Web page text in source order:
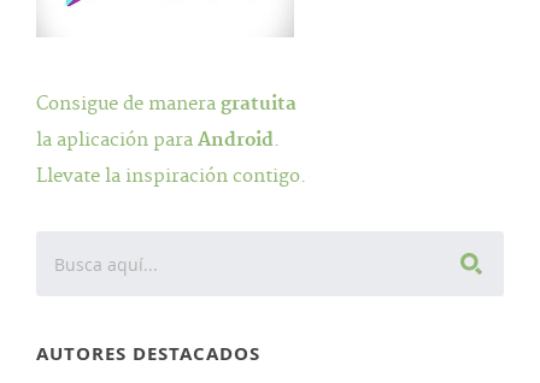
Consigue de manera gratuita
la aplicación para Android.
Llevate la inspiración contigo.
AUTORES DESTACADOS